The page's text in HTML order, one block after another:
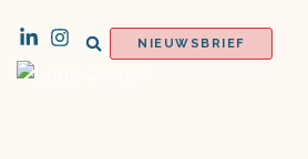
NIEUWSBRIEF